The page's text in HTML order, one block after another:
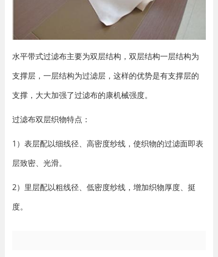
水平带式过滤布主要为双层结构，双层结构一层结构为
支撑层，一层结构为过滤层，这样的优势是有支撑层的
支撑，大大加强了过滤布的康机械强度。
过滤布双层织物特点：
1）表层配以细线径、高密度纱线，使织物的过滤面即表
层致密、光滑。
2）里层配以粗线径、低密度纱线，增加织物厚度、挺
度。